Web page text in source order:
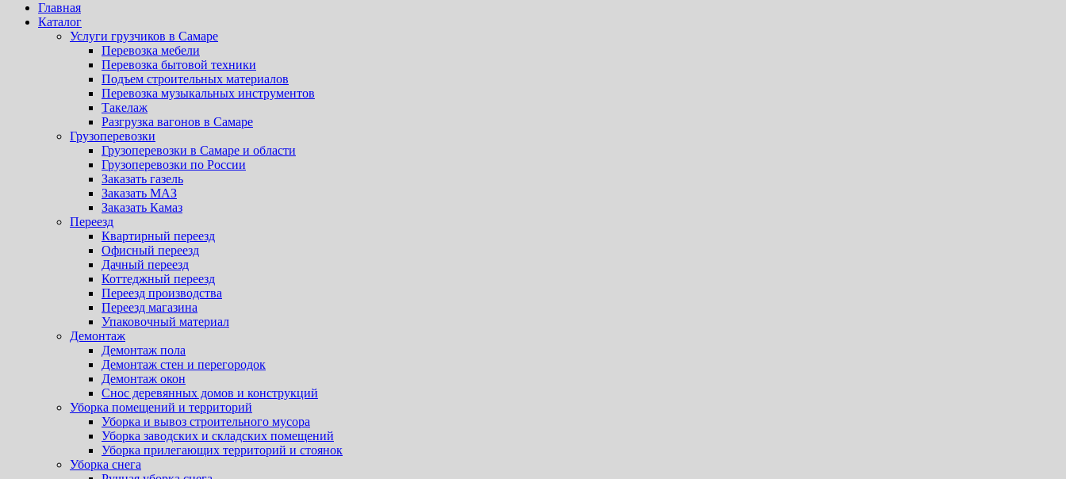
Главная
Каталог
Услуги грузчиков в Самаре
Перевозка мебели
Перевозка бытовой техники
Подъем строительных материалов
Перевозка музыкальных инструментов
Такелаж
Разгрузка вагонов в Самаре
Грузоперевозки
Грузоперевозки в Самаре и области
Грузоперевозки по России
Заказать газель
Заказать МАЗ
Заказать Камаз
Переезд
Квартирный переезд
Офисный переезд
Дачный переезд
Коттеджный переезд
Переезд производства
Переезд магазина
Упаковочный материал
Демонтаж
Демонтаж пола
Демонтаж стен и перегородок
Демонтаж окон
Снос деревянных домов и конструкций
Уборка помещений и территорий
Уборка и вывоз строительного мусора
Уборка заводских и складских помещений
Уборка прилегающих территорий и стоянок
Уборка снега